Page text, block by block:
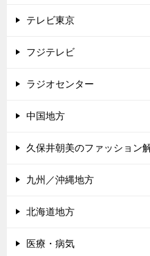
テレビ東京
フジテレビ
ラジオセンター
中国地方
久保井朝美のファッション
九州／沖縄地方
北海道地方
医療・病気